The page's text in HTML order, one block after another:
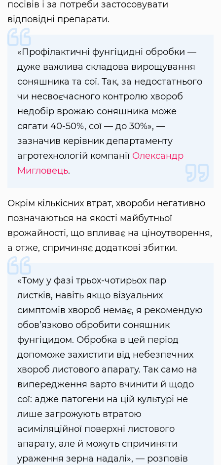
посівів і за потреби застосовувати
відповідні препарати.
«Профілактичні фунгіцидні обробки —
дуже важлива складова вирощування
соняшника та сої. Так, за недостатнього
чи несвоєчасного контролю хвороб
недобір врожаю соняшника може
сягати 40-50%, сої — до 30%», —
зазначив керівник департаменту
агротехнологій компанії Олександр
Мигловець.
Окрім кількісних втрат, хвороби негативно
позначаються на якості майбутньої
врожайності, що впливає на ціноутворення,
а отже, спричиняє додаткові збитки.
«Тому у фазі трьох-чотирьох пар
листків, навіть якщо візуальних
симптомів хвороб немає, я рекомендую
обов’язково обробити соняшник
фунгіцидом. Обробка в цей період
допоможе захистити від небезпечних
хвороб листового апарату. Так само на
випередження варто вчинити й щодо
сої: адже патогени на цій культурі не
лише загрожують втратою
асиміляційної поверхні листового
апарату, але й можуть спричиняти
ураження зерна надалі», — розповів